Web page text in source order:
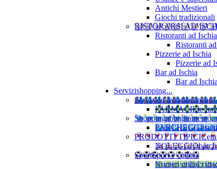
Antichi Mestieri
Giochi tradizionali
RISTORARSI AD
Ristoranti ad Ischia
Ristoranti
Pizzerie ad Ischia
Pizzerie ad
Bar ad Ischia
Bar ad
Servizishopping...
Servizied
FARMACIEle
Shoppingabbigliamento,
PARCHEGGI
PRODOTTI TIPICI
NOLEGGIO
SportSport e cultura
Numeri utilial